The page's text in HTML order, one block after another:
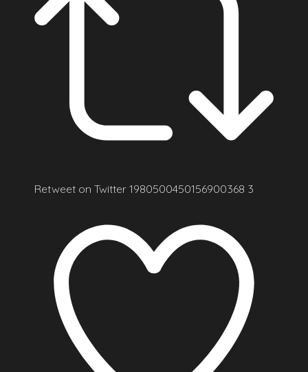
Retweet on Twitter 1980500450156900368 3